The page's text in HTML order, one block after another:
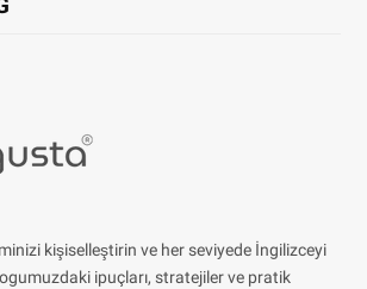
kişiselleştirin ve her seviyede İngilizceyi
ipuçları, stratejiler ve pratik